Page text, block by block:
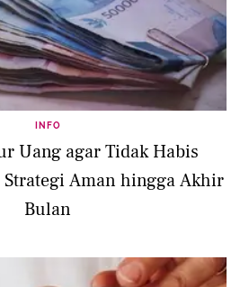
INFO
Uang agar Tidak Habis
Strategi Aman hingga Akhir
Bulan